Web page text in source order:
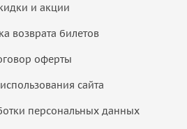
и акции
возврата билетов
оферты
сайта
персональных данных